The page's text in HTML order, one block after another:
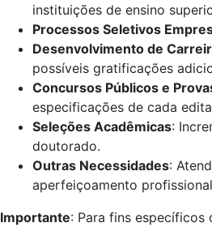
instituições de ensino
Processos Seletivos
Desenvolvimento de
possíveis gratificações
Concursos Públicos e
especificações de cada
Seleções Acadêmicas:
doutorado.
Outras Necessidades:
aperfeiçoamento
Importante: Para fins